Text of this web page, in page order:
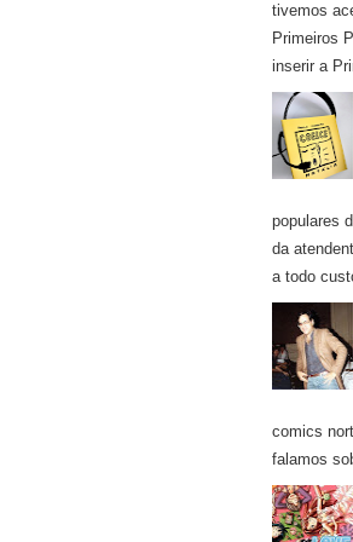
tivemos
Primeiros
inserir a
populares
da
a todo
comics
falamos